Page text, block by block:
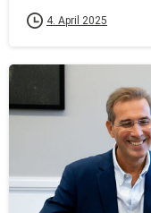
4. April 2025